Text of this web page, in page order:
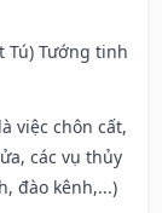
Tú) Tướng tinh
việc chôn cất,
các vụ thủy
đào kênh,...)